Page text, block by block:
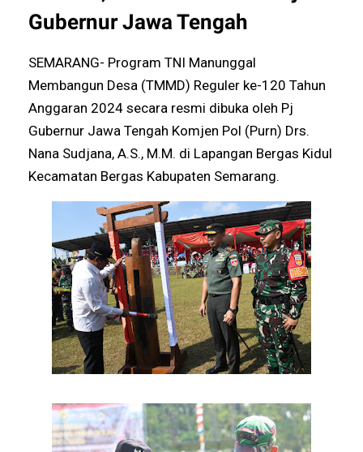
Gubernur Jawa Tengah
SEMARANG- Program TNI Manunggal
Membangun Desa (TMMD) Reguler ke-120 Tahun
Anggaran 2024 secara resmi dibuka oleh Pj
Gubernur Jawa Tengah Komjen Pol (Purn) Drs.
Nana Sudjana, A.S., M.M. di Lapangan Bergas Kidul
Kecamatan Bergas Kabupaten Semarang.